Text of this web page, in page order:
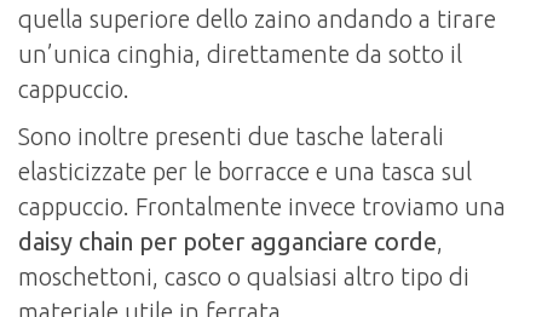
quella superiore dello zaino andando a tirare
un’unica cinghia, direttamente da sotto il
cappuccio.
Sono inoltre presenti due tasche laterali
elasticizzate per le borracce e una tasca sul
cappuccio. Frontalmente invece troviamo una
daisy chain per poter agganciare corde,
moschettoni, casco o qualsiasi altro tipo di